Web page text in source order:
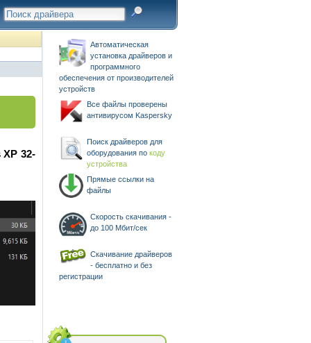
Автоматическая
установка драйверов и
программного
обеспечения от производителей
устройств
Все файлы проверены
антивирусом Kaspersky
Поиск драйверов для
оборудования по коду
устройства
Прямые ссылки на
файлы
Скорость скачивания -
до 100 Мбит/сек
Скачивание драйверов
- бесплатно и без
регистрации
32-